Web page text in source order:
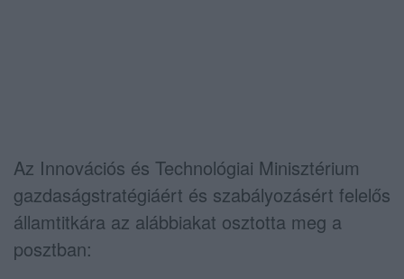
Az Innovációs és Technológiai Minisztérium
gazdaságstratégiáért és szabályozásért felelős
államtitkára az alábbiakat osztotta meg a
posztban: